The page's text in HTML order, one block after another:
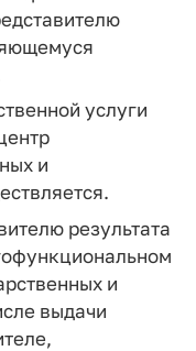
услуги
и
результата
и
выдачи